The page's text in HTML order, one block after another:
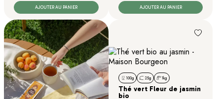
AJOUTER AU PANIER AJOUTER AU PANIER
100g 25g 1kg
Thé vert Fleur de jasmin
bio